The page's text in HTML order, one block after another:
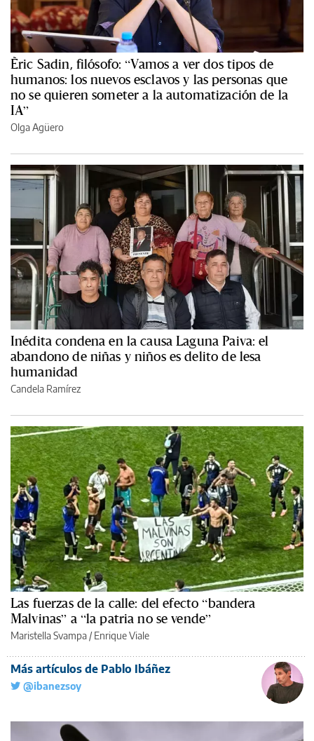
Èric Sadin, filósofo: “Vamos a ver dos tipos de
humanos: los nuevos esclavos y las personas que
no se quieren someter a la automatización de la
IA”
Olga Agüero
Inédita condena en la causa Laguna Paiva: el
abandono de niñas y niños es delito de lesa
humanidad
Candela Ramírez
Las fuerzas de la calle: del efecto “bandera
Malvinas” a “la patria no se vende”
Maristella Svampa /Enrique Viale
Más artículos de Pablo Ibáñez
@ibanezsoy